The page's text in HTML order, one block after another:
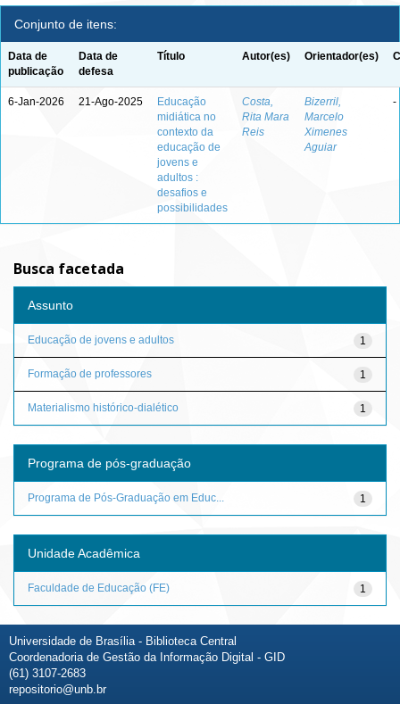
Conjunto de itens:
Data de
publicação
Data de
defesa
Título Autor(es) Orientador(es)
6-Jan-2026 21-Ago-2025
Educação
midiática no
contexto da
educação de
jovens e
adultos :
desafios e
possibilidades
Costa,
Rita Mara
Reis
Bizerril,
Marcelo
Ximenes
Aguiar
-
Busca facetada
Assunto
1
Educação de jovens e adultos
1
Formação de professores
1
Materialismo histórico-dialético
Programa de pós-graduação
1
Programa de Pós-Graduação em Educ...
Unidade Acadêmica
1
Faculdade de Educação (FE)
Universidade de Brasília - Biblioteca Central
Coordenadoria de Gestão da Informação Digital - GID
(61) 3107-2683
repositorio@unb.br